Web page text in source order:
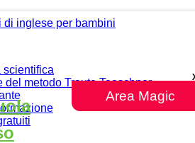
scientifica
del metodo Traute Taeschner
Area Magic